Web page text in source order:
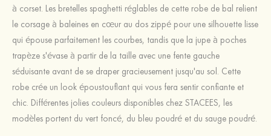
à corset. Les bretelles spaghetti réglables de cette robe de bal relient
le corsage à baleines en cœur au dos zippé pour une silhouette lisse
qui épouse parfaitement les courbes, tandis que la jupe à poches
trapèze s'évase à partir de la taille avec une fente gauche
séduisante avant de se draper gracieusement jusqu'au sol. Cette
robe crée un look époustouflant qui vous fera sentir confiante et
chic. Différentes jolies couleurs disponibles chez STACEES, les
modèles portent du vert foncé, du bleu poudré et du sauge poudré.